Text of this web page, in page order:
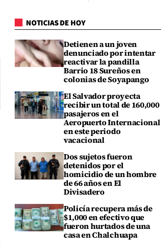
NOTICIAS DE HOY
Detienen a un joven
denunciado por intentar
reactivar la pandilla
Barrio 18 Sureños en
colonias de Soyapango
El Salvador proyecta
recibir un total de 160,000
pasajeros en el
Aeropuerto Internacional
en este periodo
vacacional
Dos sujetos fueron
detenidos por el
homicidio de un hombre
de 66 años en El
Divisadero
Policía recupera más de
$1,000 en efectivo que
fueron hurtados de una
casa en Chalchuapa